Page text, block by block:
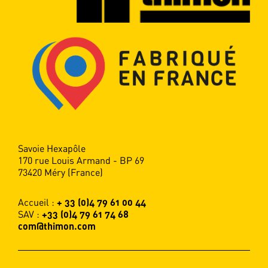
de filmage de palettes maîtrisée par
Thimon. La charge palettisée traverse
l’envelopper tel un bandeau.
DÉCOUVRIR
Systèmes de manutention
Savoie Hexapôle
170 rue Louis Armand - BP 69
73420 Méry (France)
Accueil : + 33 (0)4 79 61 00 44
SAV : +33 (0)4 79 61 74 68
com@thimon.com